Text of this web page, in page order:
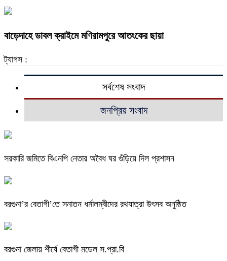
বাড়েদাহে ডাবল ক্রাইমে মণিরামপুরে আতংকের ছায়া
ট্যাগস :
সর্বশেষ সংবাদ
জনপ্রিয় সংবাদ
সরকারি জমিতে বিএনপি নেতার অবৈধ ঘর গুঁড়িয়ে দিল প্রশাসন
বরগুনা’র বেতাগী’তে সনাতন ধর্মালম্বীদের রথযাত্রা উৎসব অনুষ্ঠিত
বরগুনা জেলায় শীর্ষে বেতাগী মডেল স.প্রা.বি